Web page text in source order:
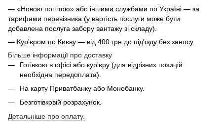
— «Новою поштою» або іншими службами по Україні — за
тарифами перевізника (у вартість послуги може бути
добавлена послуга забору вантажу зі складу).
— Кур'єром по Києву — від 400 грн до під'їзду без заносу.
Більше інформації про доставку
Готівкою в офісі або кур'єру (для відрізних позицій
необхідна передоплата).
На карту Приватбанку або Монобанку.
Безготівковій розрахунок.
Детальніше про оплату.